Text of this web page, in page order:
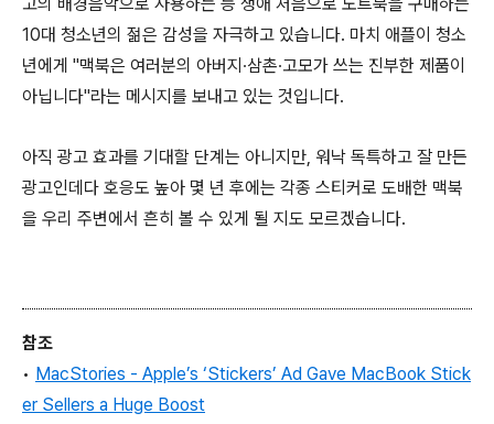
10대 청소년의 젊은 감성을 자극하고 있습니다. 마치 애플이 청소
년에게 "맥북은 여러분의 아버지∙삼촌∙고모가 쓰는 진부한 제품이
아닙니다"라는 메시지를 보내고 있는 것입니다.
아직 광고 효과를 기대할 단계는 아니지만, 워낙 독특하고 잘 만든
광고인데다 호응도 높아 몇 년 후에는 각종 스티커로 도배한 맥북
을 우리 주변에서 흔히 볼 수 있게 될 지도 모르겠습니다.
참조
• MacStories - Apple’s ‘Stickers’ Ad Gave MacBook Stick
er Sellers a Huge Boost